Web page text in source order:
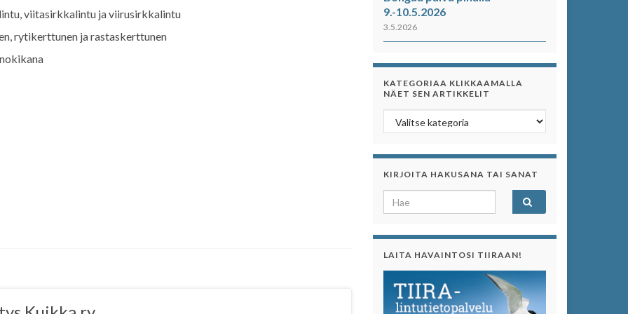
viitasirkkalintu ja viirusirkkalintu
rytikerttunen ja rastaskerttunen
9.-10.5.2026
3.5.2026
KATEGORIAA KLIKKAAMALLA
NÄET SEN ARTIKKELIT
Kategoriaa klikkaamalla näet sen artikkelit
KIRJOITA HAKUSANA TAI SANAT
Search for:
LAITA HAVAINTOSI TIIRAAN!